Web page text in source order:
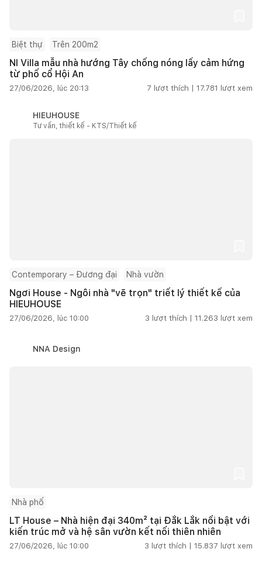
Biệt thự Trên 200m2
NI Villa mẫu nhà hướng Tây chống nóng lấy cảm hứng
từ phố cổ Hội An
27/06/2026, lúc 20:13 7 lượt thích | 17.781 lượt xem
HIEUHOUSE
Tư vấn, thiết kế - KTS/Thiết kế
Contemporary – Đương đại Nhà vườn
Ngơi House - Ngôi nhà "vẽ trọn" triết lý thiết kế của
HIEUHOUSE
27/06/2026, lúc 10:00 3 lượt thích | 11.263 lượt xem
NNA Design
Nhà phố
LT House – Nhà hiện đại 340m² tại Đắk Lắk nổi bật với
kiến trúc mở và hệ sân vườn kết nối thiên nhiên
27/06/2026, lúc 10:00 3 lượt thích | 15.837 lượt xem